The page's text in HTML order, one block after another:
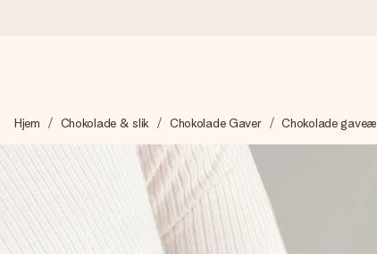
Vi laver din gave med omhu og sender den lynhurtigt –
4,7 (baseret på +15.000 anmeldelser)
Vores gaver inspirerer. Kunderne giver os 4,7 på Google
Hjem Chokolade & slik Chokolade Gaver Chokolade